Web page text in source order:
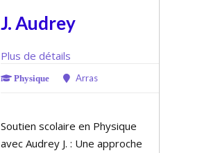
J. Audrey
Plus de détails
Physique Arras
Soutien scolaire en Physique
avec Audrey J. : Une approche